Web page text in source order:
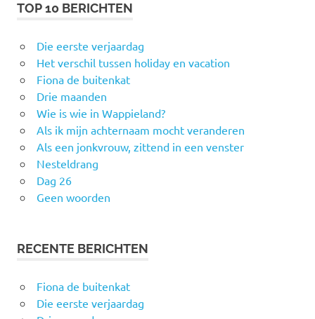
TOP 10 BERICHTEN
Die eerste verjaardag
Het verschil tussen holiday en vacation
Fiona de buitenkat
Drie maanden
Wie is wie in Wappieland?
Als ik mijn achternaam mocht veranderen
Als een jonkvrouw, zittend in een venster
Nesteldrang
Dag 26
Geen woorden
RECENTE BERICHTEN
Fiona de buitenkat
Die eerste verjaardag